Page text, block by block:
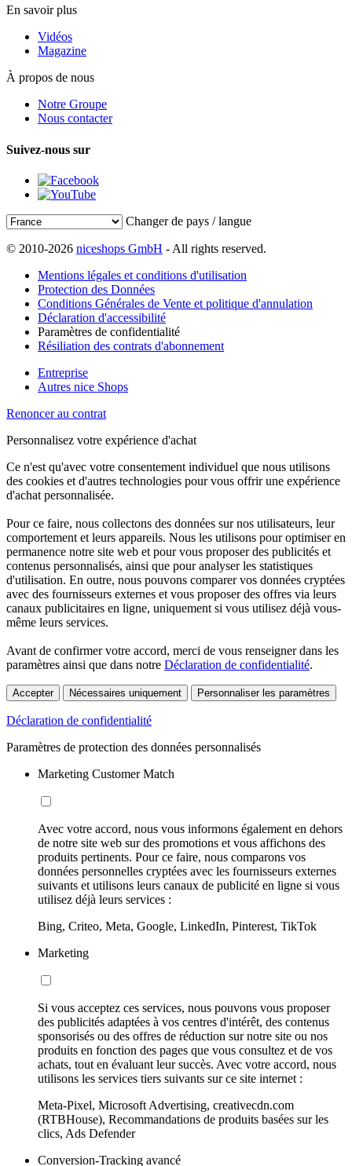
En savoir plus
Vidéos
Magazine
À propos de nous
Notre Groupe
Nous contacter
Suivez-nous sur
Changer de pays / langue
© 2010-2026 niceshops GmbH - All rights reserved.
Mentions légales et conditions d'utilisation
Protection des Données
Conditions Générales de Vente et politique d'annulation
Déclaration d'accessibilité
Paramètres de confidentialité
Résiliation des contrats d'abonnement
Entreprise
Autres nice Shops
Renoncer au contrat
Personnalisez votre expérience d'achat
Ce n'est qu'avec votre consentement individuel que nous utilisons
des cookies et d'autres technologies pour vous offrir une expérience
d'achat personnalisée.
Pour ce faire, nous collectons des données sur nos utilisateurs, leur
comportement et leurs appareils. Nous les utilisons pour optimiser en
permanence notre site web et pour vous proposer des publicités et
contenus personnalisés, ainsi que pour analyser les statistiques
d'utilisation. En outre, nous pouvons comparer vos données cryptées
avec des fournisseurs externes et vous proposer des offres via leurs
canaux publicitaires en ligne, uniquement si vous utilisez déjà vous-
même leurs services.
Avant de confirmer votre accord, merci de vous renseigner dans les
paramètres ainsi que dans notre Déclaration de confidentialité.
Accepter Nécessaires uniquement Personnaliser les paramètres
Déclaration de confidentialité
Paramètres de protection des données personnalisés
Marketing Customer Match
Avec votre accord, nous vous informons également en dehors
de notre site web sur des promotions et vous affichons des
produits pertinents. Pour ce faire, nous comparons vos
données personnelles cryptées avec les fournisseurs externes
suivants et utilisons leurs canaux de publicité en ligne si vous
utilisez déjà leurs services :
Bing, Criteo, Meta, Google, LinkedIn, Pinterest, TikTok
Marketing
Si vous acceptez ces services, nous pouvons vous proposer
des publicités adaptées à vos centres d'intérêt, des contenus
sponsorisés ou des offres de réduction sur notre site ou nos
produits en fonction des pages que vous consultez et de vos
achats, tout en évaluant leur succès. Avec votre accord, nous
utilisons les services tiers suivants sur ce site internet :
Meta-Pixel, Microsoft Advertising, creativecdn.com
(RTBHouse), Recommandations de produits basées sur les
clics, Ads Defender
Conversion-Tracking avancé